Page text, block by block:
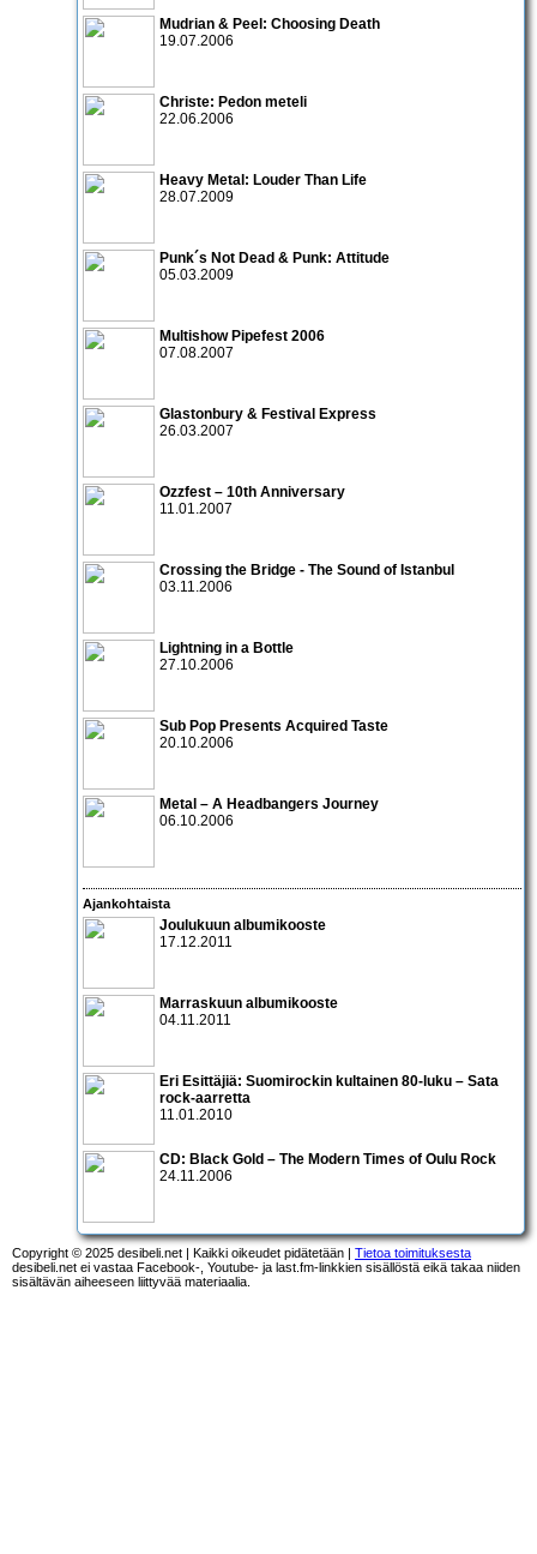
Mudrian & Peel: Choosing Death
19.07.2006
Christe: Pedon meteli
22.06.2006
Heavy Metal: Louder Than Life
28.07.2009
Punk´s Not Dead & Punk: Attitude
05.03.2009
Multishow Pipefest 2006
07.08.2007
Glastonbury & Festival Express
26.03.2007
Ozzfest – 10th Anniversary
11.01.2007
Crossing the Bridge - The Sound of Istanbul
03.11.2006
Lightning in a Bottle
27.10.2006
Sub Pop Presents Acquired Taste
20.10.2006
Metal – A Headbangers Journey
06.10.2006
Ajankohtaista
Joulukuun albumikooste
17.12.2011
Marraskuun albumikooste
04.11.2011
Eri Esittäjiä: Suomirockin kultainen 80-luku – Sata
rock-aarretta
11.01.2010
CD: Black Gold – The Modern Times of Oulu Rock
24.11.2006
Copyright © 2025 desibeli.net | Kaikki oikeudet pidätetään | Tietoa toimituksesta
desibeli.net ei vastaa Facebook-, Youtube- ja last.fm-linkkien sisällöstä eikä takaa niiden
sisältävän aiheeseen liittyvää materiaalia.